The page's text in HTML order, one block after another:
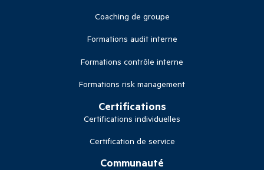
Coaching de groupe
Formations audit interne
Formations contrôle interne
Formations risk management
Certifications
Certifications individuelles
Certification de service
Communauté